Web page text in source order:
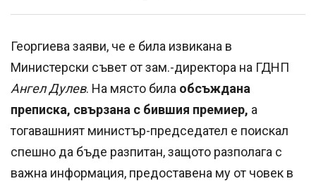
Георгиева заяви, че е била извикана в
Министерски съвет от зам.-директора на ГДНП
Ангел Дулев. На място била обсъждана
преписка, свързана с бившия премиер, а
тогавашният министър-председател е поискал
спешно да бъде разпитан, защото разполага с
важна информация, предоставена му от човек в